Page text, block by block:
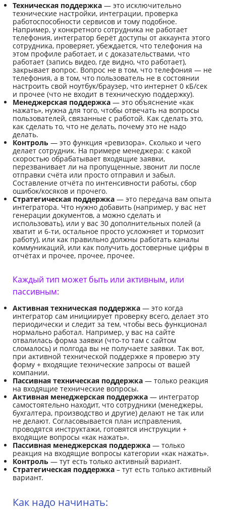
Техническая поддержка — это исключительно
технические настройки, интеграции, проверка
работоспособности сервисов и тому подобное.
Например, у конкретного сотрудника не работает
телефония, интегратор берёт доступы от аккаунта этого
сотрудника, проверяет, убеждается, что телефония на
этом профиле работает, и с доказательствами, что
работает (запись видео, где видно, что работает),
закрывает вопрос. Вопрос не в том, что телефония — не
телефония, а в том, что пользователь не в состоянии
настроить свой ноутбук/браузер, что интернет 0 кБ/сек
и прочее (что не входит в техническую поддержку).
Менеджерская поддержка — это объяснение «как
нажать», нужна для того, чтобы отвечать на вопросы
пользователей, связанные с работой. Как сделать это,
как сделать то, что не делать, почему это не надо
делать.
Контроль — это функция «ревизора». Сколько и чего
делает сотрудник. На примере менеджера: с какой
скоростью обрабатывает входящие заявки,
перезванивает ли на пропущенные, звонит ли после
отправки счёта или просто отправил и забыл.
Составление отчёта по интенсивности работы, сбор
ошибок/косяков и прочего.
Стратегическая поддержка — это передача вам опыта
интегратора. Что нужно добавить (например, у вас нет
генерации документов, а можно сделать и
использовать), или у вас 30 дополнительных полей (а
хватит и 6-ти, остальное просто усложняет и тормозит
работу), или как правильно должны работать каналы
коммуникаций, или как получить достоверные цифры в
отчётах и прочее, прочее, прочее.
Каждый тип может быть или активным, или
пассивным:
Активная техническая поддержка — это когда
интегратор сам инициирует проверку всего, делает это
периодически и следит за тем, чтобы весь функционал
нормально работал. Например, у вас на сайте
отвалилась форма заявки (что-то там с сайтом
сломалось) и полгода вы не получаете заявки. Так вот,
при активной технической поддержке я проверю эту
форму + входящие технические запросы от вашей
компании.
Пассивная техническая поддержка — только реакция
на входящие технические вопросы.
Активная менеджерская поддержка — интегратор
самостоятельно находит, что сотрудники (менеджеры,
бухгалтера, производство и другие) делают не так или
не делают. Согласовывается план исправления,
проводятся инструктажи, готовятся инструкции +
входящие вопросы «как нажать».
Пассивная менеджерская поддержка — только
реакция на входящие вопросы категории «как нажать».
Контроль — тут есть только активный вариант.
Стратегическая поддержка – тут есть только активный
вариант.
Как надо начинать: